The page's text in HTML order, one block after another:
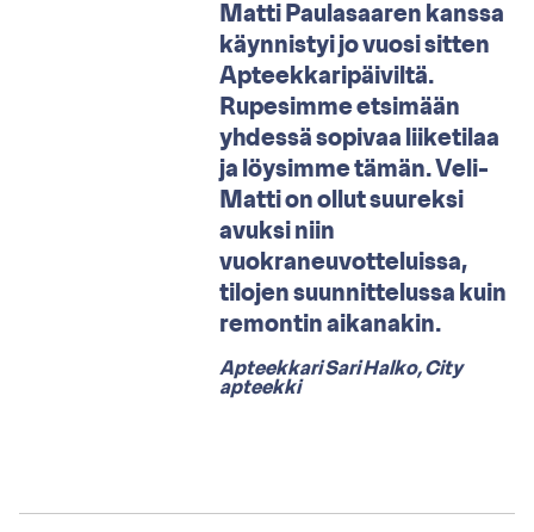
Matti Paulasaaren kanssa
käynnistyi jo vuosi sitten
Apteekkaripäiviltä.
Rupesimme etsimään
yhdessä sopivaa liiketilaa
ja löysimme tämän. Veli-
Matti on ollut suureksi
avuksi niin
vuokraneuvotteluissa,
tilojen suunnittelussa kuin
remontin aikanakin.
Apteekkari Sari Halko, City
apteekki